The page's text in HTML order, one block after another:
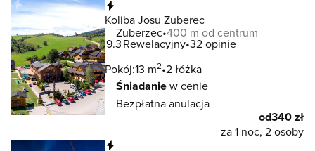
Koliba Josu Zuberec
Zuberzec 400 m od centrum
9.3Rewelacyjny 32 opinie
Pokój:13 m2 2 łóżka
Śniadaniew cenie
Bezpłatna anulacja
od340 zł
za 1 noc, 2 osoby